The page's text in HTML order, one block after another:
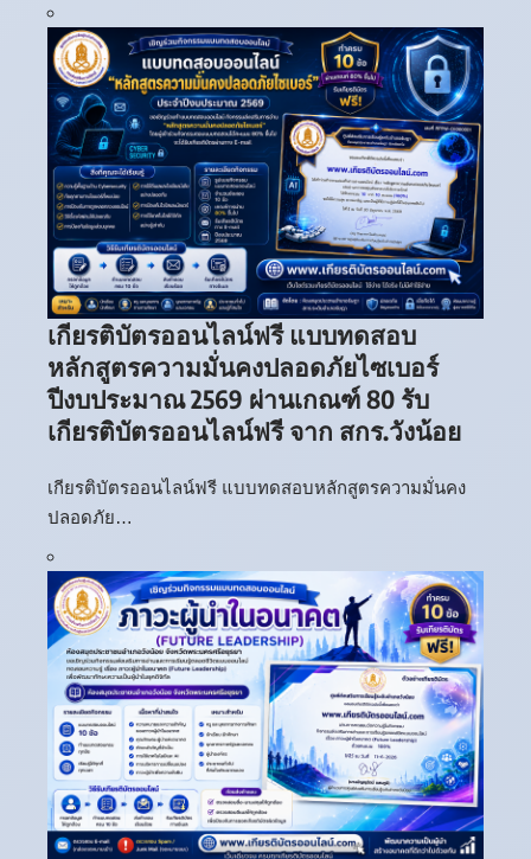
เกียรติบัตรออนไลน์ฟรี แบบทดสอบ
หลักสูตรความมั่นคงปลอดภัยไซเบอร์
ปีงบประมาณ 2569 ผ่านเกณฑ์ 80 รับ
เกียรติบัตรออนไลน์ฟรี จาก สกร.วังน้อย
เกียรติบัตรออนไลน์ฟรี แบบทดสอบหลักสูตรความมั่นคง
ปลอดภัย…